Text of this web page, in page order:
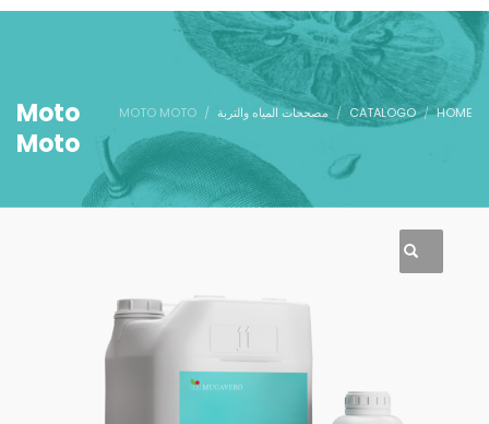
HOME
CATALOGO مصححات المياه والتربة MOTO MOTO
Moto
Moto